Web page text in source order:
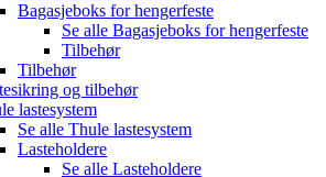
Bagasjeboks for hengerfeste
Se alle Bagasjeboks for hengerfeste
Tilbehør
Tilbehør
og tilbehør
lastesystem
Se alle Thule lastesystem
Lasteholdere
Se alle Lasteholdere